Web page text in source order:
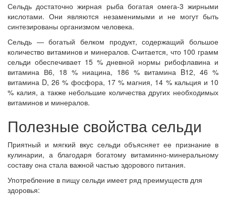
Сельдь достаточно жирная рыба богатая омега-3 жирными
кислотами. Они являются незаменимыми и не могут быть
синтезированы организмом человека.
Сельдь — богатый белком продукт, содержащий большое
количество витаминов и минералов. Считается, что 100 грамм
сельди обеспечивает 15 % дневной нормы рибофлавина и
витамина В6, 18 % ниацина, 186 % витамина B12, 46 %
витамина D, 26 % фосфора, 17 % магния, 14 % кальция и 10
% калия, а также небольшие количества других необходимых
витаминов и минералов.
Полезные свойства сельди
Приятный и мягкий вкус сельди объясняет ее признание в
кулинарии, а благодаря богатому витаминно-минеральному
составу она стала важной частью здорового питания.
Употребление в пищу сельди имеет ряд преимуществ для
здоровья: